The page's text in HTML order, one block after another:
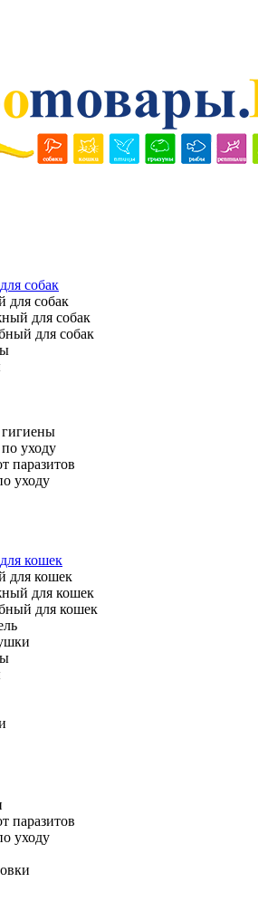
собак
для собак
для собак
для собак
уходу
паразитов
уходу
кошек
для кошек
для кошек
для кошек
паразитов
уходу